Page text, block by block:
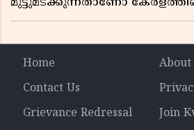
Home
About
Contact Us
Grievance Redressal
Join